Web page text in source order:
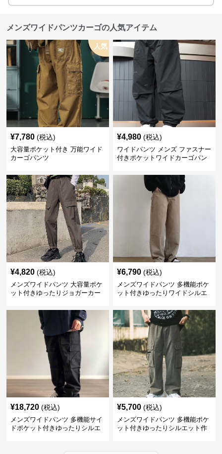
メンズワイドパンツカーゴの人気アイテム
人気
¥7,780 (税込)
大容量ポケット付き 万能ワイド
カーゴパンツ
¥4,980 (税込)
ワイドパンツ メンズ ファスナー
付きポケットワイドカーゴパン
¥4,820 (税込)
メンズワイドパンツ 大容量ポケ
ット付きゆったりジョガーカー
¥6,790 (税込)
メンズワイドパンツ 多機能ポケ
ット付きゆったりワイドシルエ
¥18,720 (税込)
メンズワイドパンツ 多機能サイ
ドポケット付きゆったりシルエ
¥5,700 (税込)
メンズワイドパンツ 多機能ポケ
ット付きゆったりシルエット作